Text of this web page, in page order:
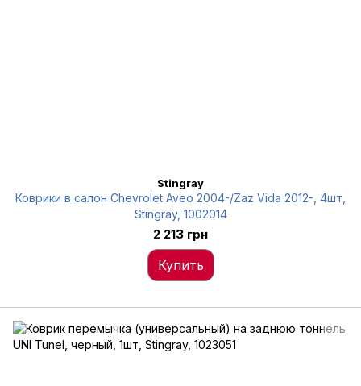
Stingray
Коврики в салон Chevrolet Aveo 2004-/Zaz Vida 2012-, 4шт,
Stingray, 1002014
2 213 грн
Купить